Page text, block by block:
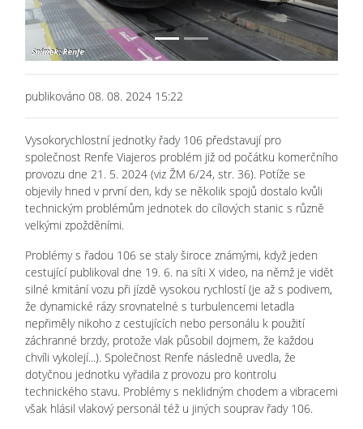
publikováno 08. 08. 2024 15:22
Vysokorychlostní jednotky řady 106 představují pro
společnost Renfe Viajeros problém již od počátku komerčního
provozu dne 21. 5. 2024 (viz ŽM 6/24, str. 36). Potíže se
objevily hned v první den, kdy se několik spojů dostalo kvůli
technickým problémům jednotek do cílových stanic s různě
velkými zpožděními.
Problémy s řadou 106 se staly široce známými, když jeden
cestující publikoval dne 19. 6. na síti X video, na němž je vidět
silné kmitání vozu při jízdě vysokou rychlostí (je až s podivem,
že dynamické rázy srovnatelné s turbulencemi letadla
nepřiměly nikoho z cestujících nebo personálu k použití
záchranné brzdy, protože vlak působil dojmem, že každou
chvíli vykolejí...). Společnost Renfe následně uvedla, že
dotyčnou jednotku vyřadila z provozu pro kontrolu
technického stavu. Problémy s neklidným chodem a vibracemi
však hlásil vlakový personál též u jiných souprav řady 106.